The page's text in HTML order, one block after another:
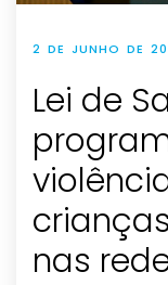
2 DE JUNHO DE
Lei de
nas